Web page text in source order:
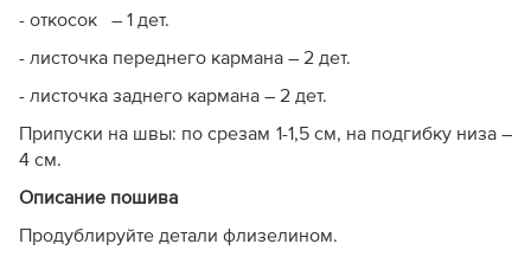
- откосок – 1 дет.
- листочка переднего кармана – 2 дет.
- листочка заднего кармана – 2 дет.
Припуски на швы: по срезам 1-1,5 см, на подгибку низа –
4 см.
Описание пошива
Продублируйте детали флизелином.